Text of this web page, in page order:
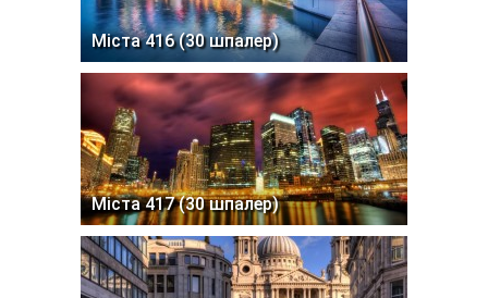
Міста 416 (30 шпалер)
Міста 417 (30 шпалер)